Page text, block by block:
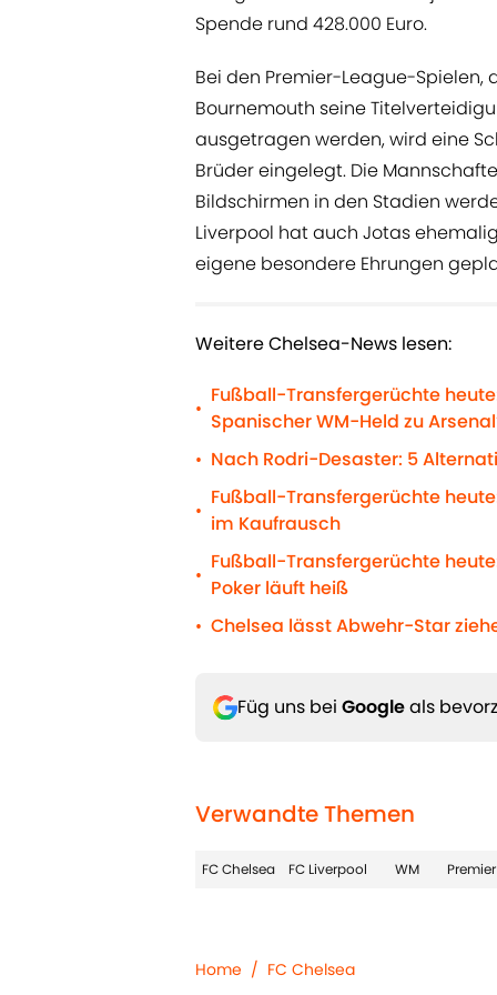
Spende rund 428.000 Euro.
Bei den Premier-League-
Bournemouth seine
ausgetragen werden, wird eine
Brüder eingelegt. Die
Bildschirmen in den Stadien
Liverpool hat auch Jotas
eigene besondere Ehrungen
Weitere Chelsea-News lesen:
•
Fußball-Transfergerüchte
Spanischer WM-Held zu
• Nach Rodri-Desaster: 5
•
Fußball-Transfergerüchte
im Kaufrausch
•
Fußball-Transfergerüchte
Poker läuft heiß
• Chelsea lässt Abwehr-Star
Füg uns bei Googleals
Verwandte Themen
FC Chelsea FC Liverpool WM
Home / FC Chelsea